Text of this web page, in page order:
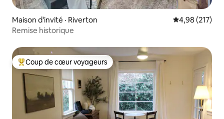
Maison d'invité · Riverton Note
4,98 (217)
Remise historique
Coup de cœur voyageurs parmi les plus aimés
Coup de cœur voyageurs